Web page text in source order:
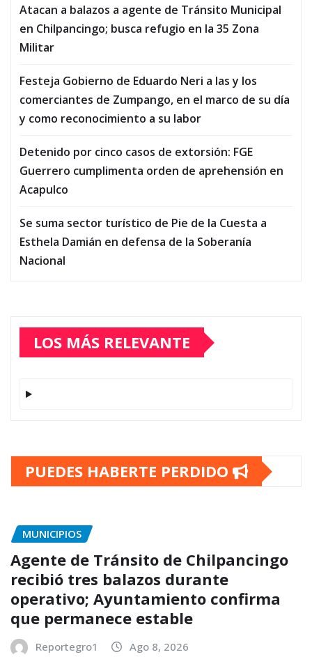
Atacan a balazos a agente de Tránsito Municipal
en Chilpancingo; busca refugio en la 35 Zona
Militar
Festeja Gobierno de Eduardo Neri a las y los
comerciantes de Zumpango, en el marco de su día
y como reconocimiento a su labor
Detenido por cinco casos de extorsión: FGE
Guerrero cumplimenta orden de aprehensión en
Acapulco
Se suma sector turístico de Pie de la Cuesta a
Esthela Damián en defensa de la Soberanía
Nacional
LOS MÁS RELEVANTE
PUEDES HABERTE PERDIDO
MUNICIPIOS
Agente de Tránsito de Chilpancingo
recibió tres balazos durante
operativo; Ayuntamiento confirma
que permanece estable
Reportegro1 Ago 8, 2026